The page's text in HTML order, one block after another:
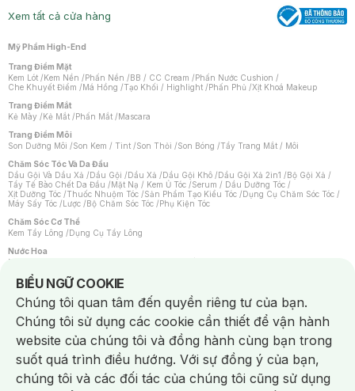
Xem tất cả cửa hàng
Mỹ Phẩm High-End
Trang Điểm Mặt
Kem Lót /Kem Nền /Phấn Nền /BB / CC Cream /Phấn Nước Cushion /
Che Khuyết Điểm /Má Hồng /Tạo Khối / Highlight /Phấn Phủ /Xịt Khoá Makeup
Trang Điểm Mắt
Kẻ Mày /Kẻ Mắt /Phấn Mắt /Mascara
Trang Điểm Môi
Son Dưỡng Môi /Son Kem / Tint /Son Thỏi /Son Bóng /Tẩy Trang Mắt / Môi
Chăm Sóc Tóc Và Da Đầu
Dầu Gội Và Dầu Xả /Dầu Gội /Dầu Xả /Dầu Gội Khô /Dầu Gội Xả 2in1 /Bộ Gội Xả /
Tẩy Tế Bào Chết Da Đầu /Mặt Nạ / Kem Ủ Tóc /Serum / Dầu Dưỡng Tóc /
Xịt Dưỡng Tóc /Thuốc Nhuộm Tóc /Sản Phẩm Tạo Kiểu Tóc /Dụng Cụ Chăm Sóc Tóc /
Máy Sấy Tóc /Lược /Bộ Chăm Sóc Tóc /Phụ Kiện Tóc
Chăm Sóc Cơ Thể
Kem Tẩy Lông /Dụng Cụ Tẩy Lông
Nước Hoa
Nước Hoa Nữ
Chăm Sóc Cá Nhân
Chống Muỗi /Khẩu Trang /Máy Massage/Mặt Nạ Xông Hơi /Nước Rửa Tay/
Sản Phẩm Chăm Sóc Khác /Bàn Chải Đánh Răng /Bàn Chải Điện/
Hỗ Trợ Trắng Răng/Kem Đánh Răng /Máy Tăm Nước/ Nước Súc Miệng/
Tăm / Chỉ Nha Khoa/ Xịt Thơm Miệng / Dung Dịch Vệ Sinh/Dưỡng Vùng Kín/
Khăn Ướt Vệ Sinh Vùng Kín/Băng Vệ Sinh/Tampon/Bọt Cạo Râu /Dao Cạo Râu/
Máy Cạo Râu
Vấn Đề Về Da
Da Dầu / Lỗ Chân Lông To/ Da Khô / Mất Nước/ Da Lão Hóa/ Da Mụn/
Da Nhạy Cảm / Kích Ứng
Da Xỉn Màu Thâm / Nám / Tàn Nhang
BIỂU NGỮ COOKIE
Notice about cookies usage
Chúng tôi quan tâm đến quyền riêng tư của bạn.
Chúng tôi sử dụng các cookie cần thiết để vận hành
website của chúng tôi và đồng hành cùng bạn trong
suốt quá trình điều hướng. Với sự đồng ý của bạn,
chúng tôi và các đối tác của chúng tôi cũng sử dụng